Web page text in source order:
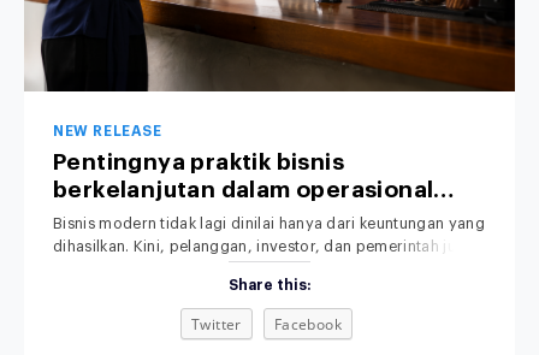
NEW RELEASE
Pentingnya praktik bisnis
berkelanjutan dalam operasional
perusahaan.
Bisnis modern tidak lagi dinilai hanya dari keuntungan yang
dihasilkan. Kini, pelanggan, investor, dan pemerintah juga
Praktik Bisnis yang Berkelanjutan menjadi perhatian utama
dalam dunia usaha saat ini. Karena itu, semakin banyak
perusahaan mulai menerapkan sustainable business
Share this:
Twitter Facebook